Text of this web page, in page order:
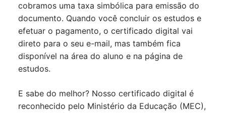
cobramos uma taxa simbólica para emissão do
documento. Quando você concluir os estudos e
efetuar o pagamento, o certificado digital vai
direto para o seu e-mail, mas também fica
disponível na área do aluno e na página de
estudos.
E sabe do melhor? Nosso certificado digital é
reconhecido pelo Ministério da Educação (MEC),